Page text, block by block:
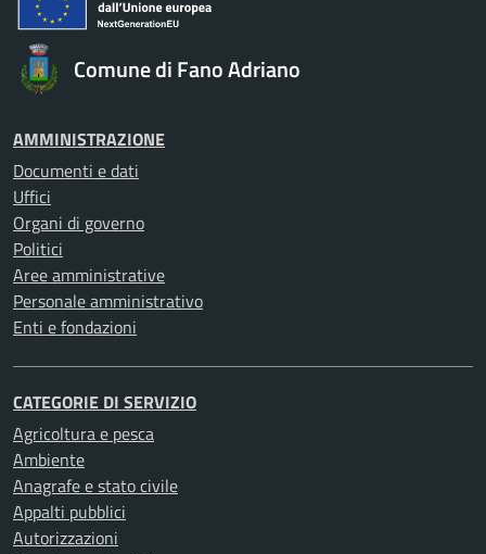
Comune di Fano Adriano
AMMINISTRAZIONE
Documenti e dati
Uffici
Organi di governo
Politici
Aree amministrative
Personale amministrativo
Enti e fondazioni
CATEGORIE DI SERVIZIO
Agricoltura e pesca
Ambiente
Anagrafe e stato civile
Appalti pubblici
Autorizzazioni